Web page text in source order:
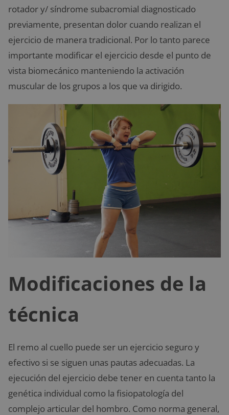
rotador y/ síndrome subacromial diagnosticado
previamente, presentan dolor cuando realizan el
ejercicio de manera tradicional. Por lo tanto parece
importante modificar el ejercicio desde el punto de
vista biomecánico manteniendo la activación
muscular de los grupos a los que va dirigido.
Modificaciones de la
técnica
El remo al cuello puede ser un ejercicio seguro y
efectivo si se siguen unas pautas adecuadas. La
ejecución del ejercicio debe tener en cuenta tanto la
genética individual como la fisiopatología del
complejo articular del hombro. Como norma general,